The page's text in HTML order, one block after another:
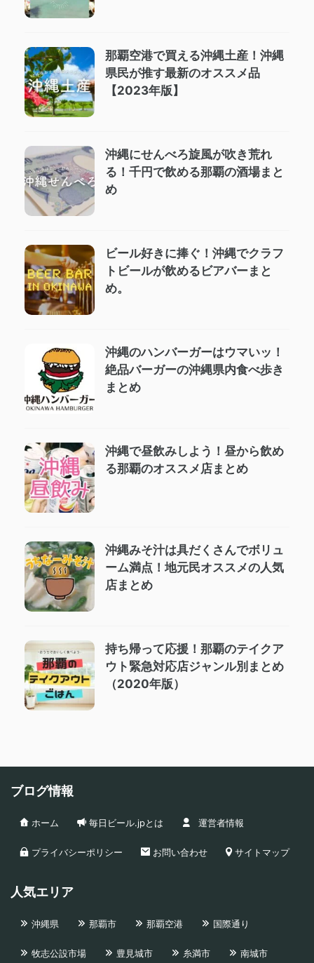
那覇空港で買える沖縄土産！沖縄
県民が推す最新のオススメ品
【2023年版】
沖縄にせんべろ旋風が吹き荒れ
る！千円で飲める那覇の酒場まと
め
ビール好きに捧ぐ！沖縄でクラフ
トビールが飲めるビアバーまと
め。
沖縄のハンバーガーはウマいッ！
絶品バーガーの沖縄県内食べ歩き
まとめ
沖縄で昼飲みしよう！昼から飲め
る那覇のオススメ店まとめ
沖縄みそ汁は具だくさんでボリュ
ーム満点！地元民オススメの人気
店まとめ
持ち帰って応援！那覇のテイクア
ウト緊急対応店ジャンル別まとめ
（2020年版）
ブログ情報
ホーム 毎日ビール.jpとは 運営者情報
プライバシーポリシー お問い合わせ サイトマップ
人気エリア
沖縄県 那覇市 那覇空港 国際通り
牧志公設市場 豊見城市 糸満市 南城市